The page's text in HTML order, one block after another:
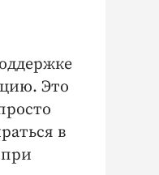
Это
в